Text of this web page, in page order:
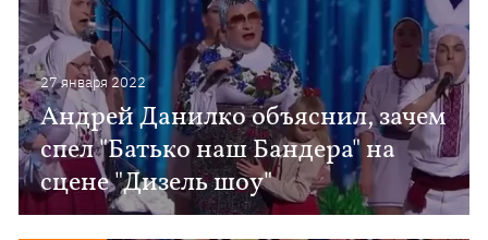
27 января 2022
Андрей Данилко объяснил, зачем
спел "Батько наш Бандера" на
сцене "Дизель шоу"